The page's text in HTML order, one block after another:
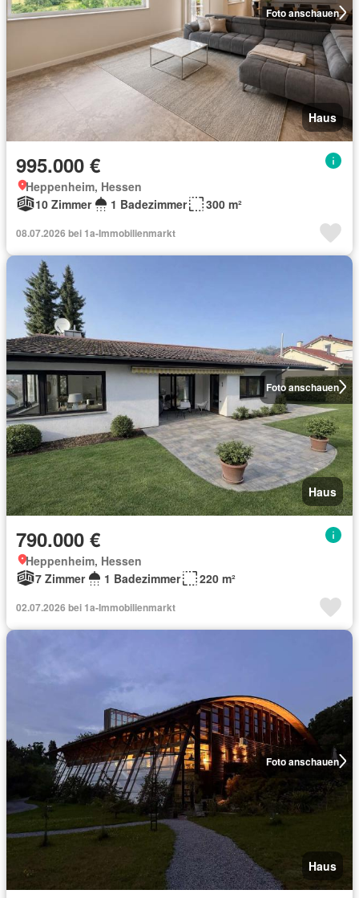
Foto anschauen
Haus
995.000 €
Heppenheim, Hessen
10 Zimmer
1 Badezimmer 300 m²
08.07.2026 bei 1a-Immobilienmarkt
Foto anschauen
Haus
790.000 €
Heppenheim, Hessen
7 Zimmer
1 Badezimmer 220 m²
02.07.2026 bei 1a-Immobilienmarkt
Foto anschauen
Haus